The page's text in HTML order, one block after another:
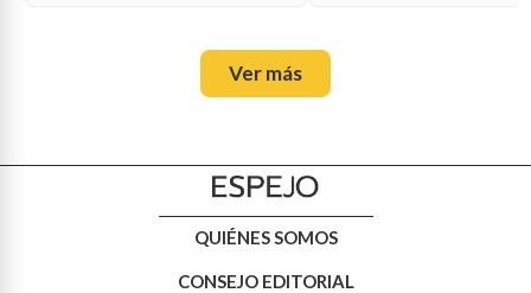
Ver más
QUIÉNES SOMOS
CONSEJO EDITORIAL